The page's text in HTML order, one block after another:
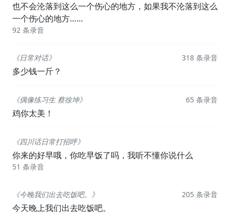
也不会沦落到这么一个伤心的地方，如果我不沦落到这么
一个伤心的地方……
92 条录音
《日常对话》
多少钱一斤？
318 条录音
《偶像练习生 蔡徐坤》
鸡你太美！
65 条录音
《四川话日常打招呼》
你来的好早哦，你吃早饭了吗，我听不懂你说什么
51 条录音
《今晚我们出去吃饭吧。》
今天晚上我们出去吃饭吧。
205 条录音